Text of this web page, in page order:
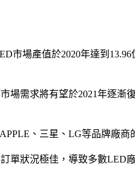
場產值於2020年達到13.96
需求將有望於2021年逐
、三星、LG等品牌廠商
單狀況極佳，導致多數LED